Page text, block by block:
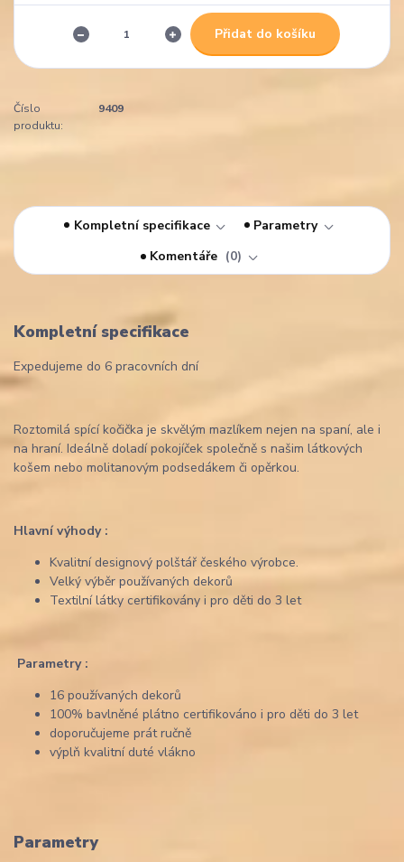
Přidat do košíku
Číslo
produktu:
9409
Kompletní specifikace
Parametry
Komentáře
0
Kompletní specifikace
Expedujeme do 6 pracovních dní
Roztomilá spící kočička je skvělým mazlíkem nejen na spaní, ale i
na hraní. Ideálně doladí pokojíček společně s našim látkových
košem nebo molitanovým podsedákem či opěrkou.
Hlavní výhody :
Kvalitní designový polštář českého výrobce.
Velký výběr používaných dekorů
Textilní látky certifikovány i pro děti do 3 let
Parametry :
16 používaných dekorů
100% bavlněné plátno certifikováno i pro děti do 3 let
doporučujeme prát ručně
výplň kvalitní duté vlákno
Parametry